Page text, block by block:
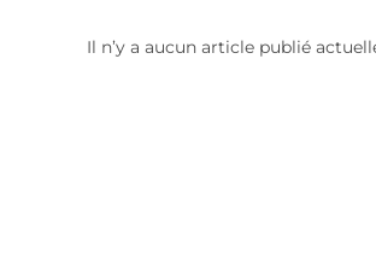
Il n’y a aucun article publié